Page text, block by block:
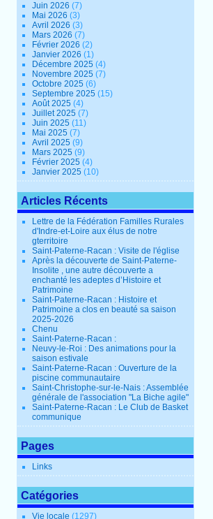
Juin 2026(7)
Mai 2026(3)
Avril 2026(3)
Mars 2026(7)
Février 2026(2)
Janvier 2026(1)
Décembre 2025(4)
Novembre 2025(7)
Octobre 2025(6)
Septembre 2025(15)
Août 2025(4)
Juillet 2025(7)
Juin 2025(11)
Mai 2025(7)
Avril 2025(9)
Mars 2025(9)
Février 2025(4)
Janvier 2025(10)
Articles Récents
Lettre de la Fédération Familles Rurales
d'Indre-et-Loire aux élus de notre
gterritoire
Saint-Paterne-Racan : Visite de l'église
Après la découverte de Saint-Paterne-
Insolite , une autre découverte a
enchanté les adeptes d’Histoire et
Patrimoine
Saint-Paterne-Racan : Histoire et
Patrimoine a clos en beauté sa saison
2025-2026
Chenu
Saint-Paterne-Racan :
Neuvy-le-Roi : Des animations pour la
saison estivale
Saint-Paterne-Racan : Ouverture de la
piscine communautaire
Saint-Christophe-sur-le-Nais : Assemblée
générale de l'association "La Biche agile"
Saint-Paterne-Racan : Le Club de Basket
communique
Pages
Links
Catégories
Vie locale (1297)